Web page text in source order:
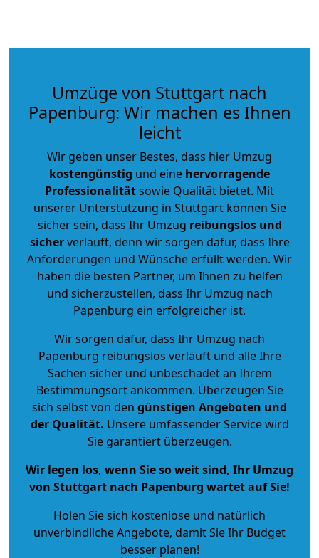
Umzüge von Stuttgart nach
Papenburg: Wir machen es Ihnen
leicht
Wir geben unser Bestes, dass hier Umzug
kostengünstig und eine hervorragende
Professionalitätsowie Qualität bietet. Mit
unserer Unterstützung in Stuttgart können Sie
sicher sein, dass Ihr Umzug reibungslos und
sicherverläuft, denn wir sorgen dafür, dass Ihre
Anforderungen und Wünsche erfüllt werden. Wir
haben die besten Partner, um Ihnen zu helfen
und sicherzustellen, dass Ihr Umzug nach
Papenburg ein erfolgreicher ist.
Wir sorgen dafür, dass Ihr Umzug nach
Papenburg reibungslos verläuft und alle Ihre
Sachen sicher und unbeschadet an Ihrem
Bestimmungsort ankommen. Überzeugen Sie
sich selbst von den günstigen Angeboten und
der Qualität. Unsere umfassender Service wird
Sie garantiert überzeugen.
Wir legen los, wenn Sie so weit sind, Ihr Umzug
von Stuttgart nach Papenburg wartet auf Sie!
Holen Sie sich kostenlose und natürlich
unverbindliche Angebote, damit Sie Ihr Budget
besser planen!